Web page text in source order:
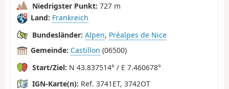
Niedrigster Punkt: 727 m
Land: Frankreich
Bundesländer: Alpen, Préalpes de Nice
Gemeinde: Castillon (06500)
Start/Ziel: N 43.837514° / E 7.460678°
IGN-Karte(n): Ref. 3741ET, 3742OT